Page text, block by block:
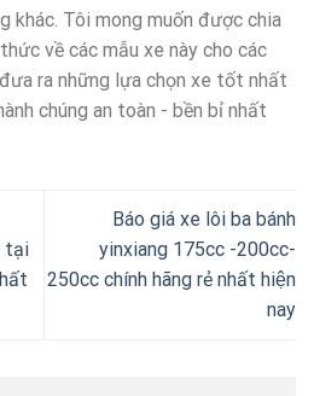
khác. Tôi mong muốn được chia
về các mẫu xe này cho các
ra những lựa chọn xe tốt nhất
chúng an toàn - bền bỉ nhất
tại
Báo giá xe lôi ba bánh
yinxiang 175cc -200cc-
250cc chính hãng rẻ nhất hiện
nay